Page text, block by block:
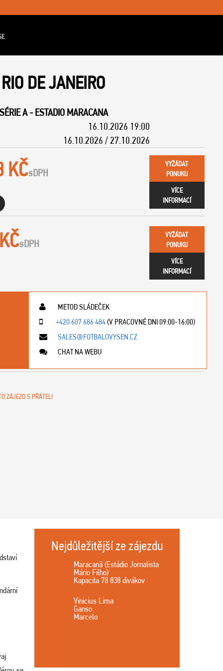
DE JANEIRO
A-ESTADIO MARACANA
16.10.2026 19:00
16.10.2026 / 27.10.2026
KČsDPH
VYŽÁDAT
PONUKU
VÍCE
INFORMACÍ
sDPH
VYŽÁDAT
PONUKU
VÍCE
INFORMACÍ
METOD SLÁDEČEK
+420 607 686 484(V PRACOVNÉ DNI 09:00-16:00)
SALES@FOTBALOVYSEN.CZ
CHAT NA WEBU
ZÁJEZD S PŘÁTELI
Nejdůležitější ze zájezdu
Maracanã (Estádio Jornalista
Mário Filho)
Kapacita 78 838 divákov
Vinicius Lima
Ganso
Marcelo